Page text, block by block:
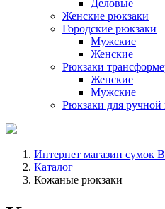
Деловые
Женские рюкзаки
Городские рюкзаки
Мужские
Женские
Рюкзаки
Женские
Мужские
Рюкзаки для ручной
Интернет магазин сумок
Каталог
Кожаные рюкзаки